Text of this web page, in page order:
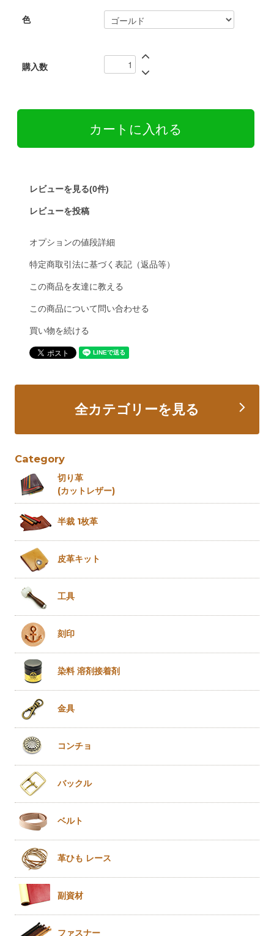
色
購入数
レビューを見る(0件)
レビューを投稿
オプションの値段詳細
特定商取引法に基づく表記（返品等）
この商品を友達に教える
この商品について問い合わせる
買い物を続ける
全カテゴリーを見る
Category
切り革
(カットレザー)
半裁 1枚革
皮革キット
工具
刻印
染料 溶剤接着剤
金具
コンチョ
バックル
ベルト
革ひも レース
副資材
ファスナー